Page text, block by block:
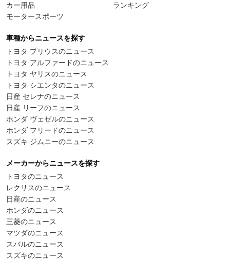
カー用品
モータースポーツ
ランキング
車種からニュースを探す
トヨタ プリウスのニュース
トヨタ アルファードのニュース
トヨタ ヤリスのニュース
トヨタ シエンタのニュース
日産 セレナのニュース
日産 リーフのニュース
ホンダ ヴェゼルのニュース
ホンダ フリードのニュース
スズキ ジムニーのニュース
メーカーからニュースを探す
トヨタのニュース
レクサスのニュース
日産のニュース
ホンダのニュース
三菱のニュース
マツダのニュース
スバルのニュース
スズキのニュース